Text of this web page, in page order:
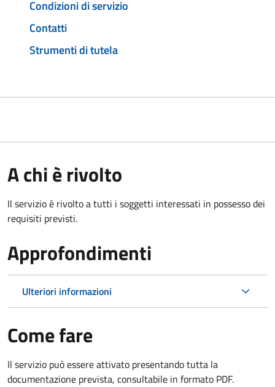
Condizioni di servizio
Contatti
Strumenti di tutela
A chi è rivolto
Il servizio è rivolto a tutti i soggetti interessati in possesso dei
requisiti previsti.
Approfondimenti
Ulteriori informazioni
Come fare
Il servizio può essere attivato presentando tutta la
documentazione prevista, consultabile in formato PDF.